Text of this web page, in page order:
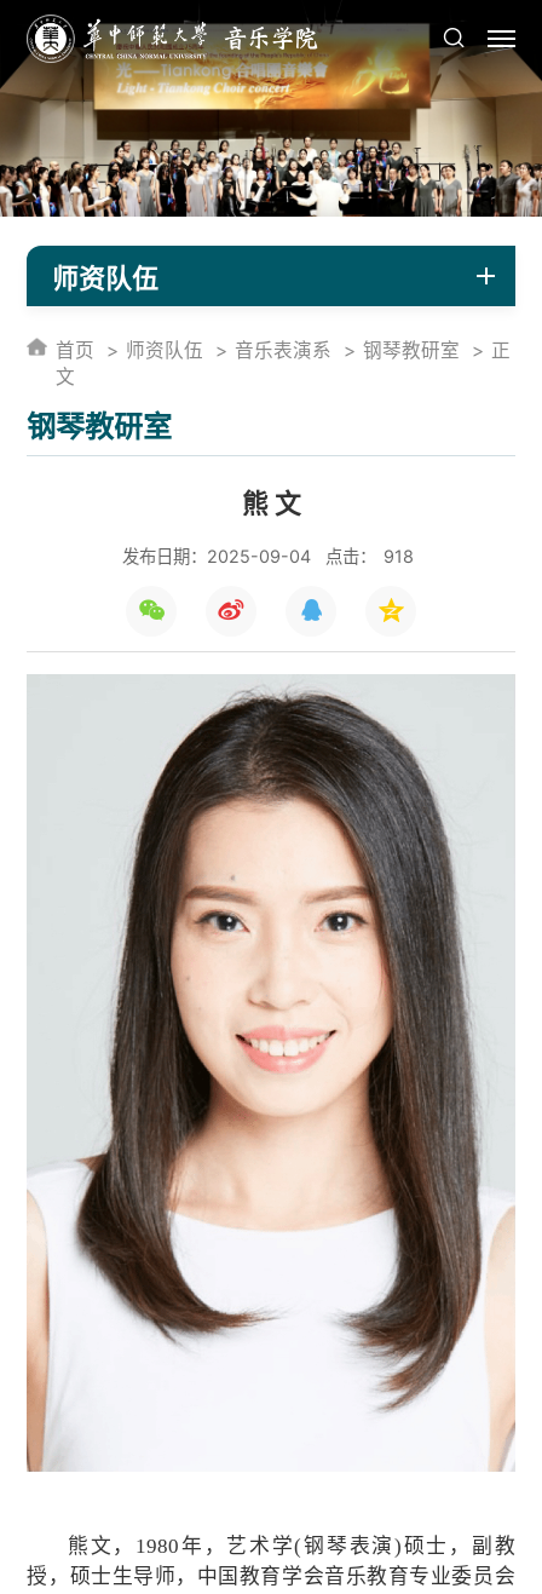
师资队伍
钢琴教研室
首页 师资队伍 音乐表演系 钢琴教研室
正
文
熊 文
发布日期：2025-09-04 点击： 918
熊文，1980年，艺术学(钢琴表演)硕士，副教
授，硕士生导师，中国教育学会音乐教育专业委员会